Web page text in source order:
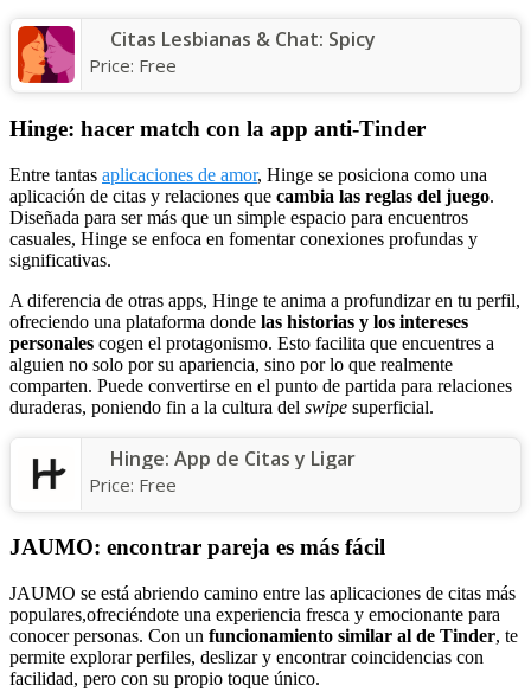
Citas Lesbianas & Chat: Spicy
Price: Free
Hinge: hacer match con la app anti-Tinder
Entre tantas aplicaciones de amor, Hinge se posiciona como una
aplicación de citas y relaciones que cambia las reglas del juego.
Diseñada para ser más que un simple espacio para encuentros
casuales, Hinge se enfoca en fomentar conexiones profundas y
significativas.
A diferencia de otras apps, Hinge te anima a profundizar en tu perfil,
ofreciendo una plataforma donde las historias y los intereses
personales cogen el protagonismo. Esto facilita que encuentres a
alguien no solo por su apariencia, sino por lo que realmente
comparten. Puede convertirse en el punto de partida para relaciones
duraderas, poniendo fin a la cultura del swipe superficial.
Hinge: App de Citas y Ligar
Price: Free
JAUMO: encontrar pareja es más fácil
JAUMO se está abriendo camino entre las aplicaciones de citas más
populares,ofreciéndote una experiencia fresca y emocionante para
conocer personas. Con un funcionamiento similar al de Tinder, te
permite explorar perfiles, deslizar y encontrar coincidencias con
facilidad, pero con su propio toque único.